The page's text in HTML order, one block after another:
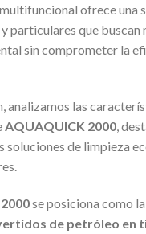
ofrece una
particulares que buscan
sin comprometer la
analizamos las
AQUAQUICK 2000,
soluciones de limpieza
se posiciona como
de petróleo en